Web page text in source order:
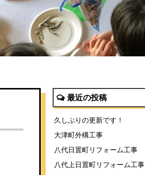
最近の投稿
久しぶりの更新です！
大津町外構工事
八代日置町リフォーム工事
八代上日置町リフォーム工事